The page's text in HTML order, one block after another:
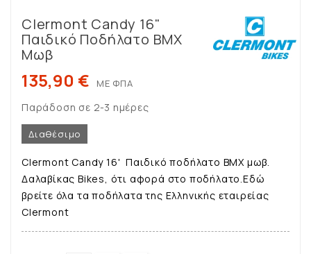
Clermont Candy 16"
Παιδικό Ποδήλατο ΒΜΧ
Μωβ
135,90 € ΜΕ ΦΠΑ
Παράδοση σε 2-3 ημέρες
Διαθέσιμο
Clermont Candy 16' Παιδικό ποδήλατο ΒΜΧ μωβ.
Δαλαβίκας Bikes, ότι αφορά στο ποδήλατο.Εδώ
βρείτε όλα τα ποδήλατα της Ελληνικής εταιρείας
Clermont